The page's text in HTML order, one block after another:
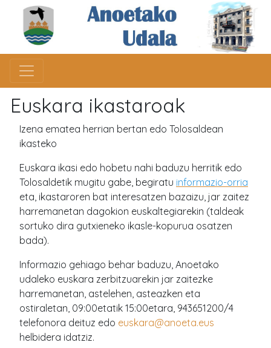
Euskara ikastaroak
Izena ematea herrian bertan edo Tolosaldean
ikasteko
Euskara ikasi edo hobetu nahi baduzu herritik edo
Tolosaldetik mugitu gabe, begiratu informazio-orria
eta, ikastaroren bat interesatzen bazaizu, jar zaitez
harremanetan dagokion euskaltegiarekin (taldeak
sortuko dira gutxieneko ikasle-kopurua osatzen
bada).
Informazio gehiago behar baduzu, Anoetako
udaleko euskara zerbitzuarekin jar zaitezke
harremanetan, astelehen, asteazken eta
ostiraletan, 09:00etatik 15:00etara, 943651200/4
telefonora deituz edo euskara@anoeta.eus
helbidera idatziz.